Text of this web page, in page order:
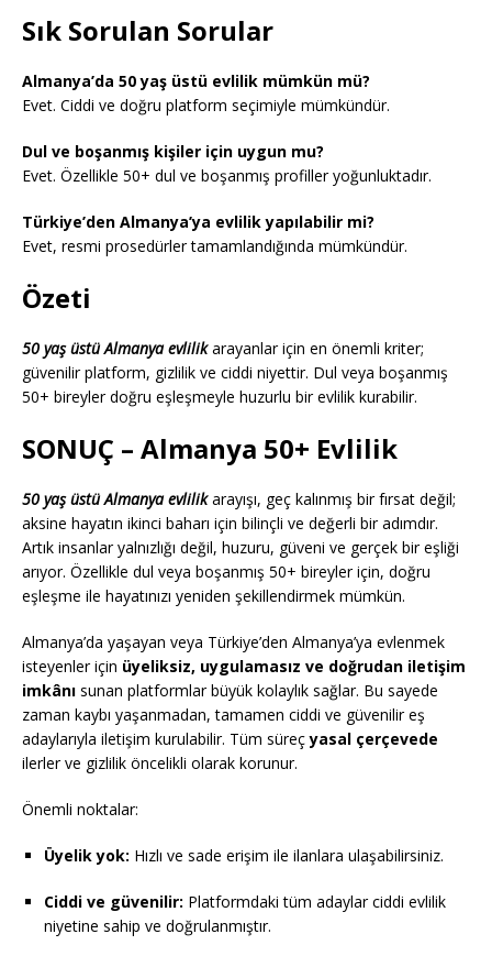
Sık Sorulan Sorular
Almanya’da 50 yaş üstü evlilik mümkün mü?
Evet. Ciddi ve doğru platform seçimiyle mümkündür.
Dul ve boşanmış kişiler için uygun mu?
Evet. Özellikle 50+ dul ve boşanmış profiller yoğunluktadır.
Türkiye’den Almanya’ya evlilik yapılabilir mi?
Evet, resmi prosedürler tamamlandığında mümkündür.
Özeti
50 yaş üstü Almanya evlilik arayanlar için en önemli kriter;
güvenilir platform, gizlilik ve ciddi niyettir. Dul veya boşanmış
50+ bireyler doğru eşleşmeyle huzurlu bir evlilik kurabilir.
SONUÇ – Almanya 50+ Evlilik
50 yaş üstü Almanya evlilikarayışı, geç kalınmış bir fırsat değil;
aksine hayatın ikinci baharı için bilinçli ve değerli bir adımdır.
Artık insanlar yalnızlığı değil, huzuru, güveni ve gerçek bir eşliği
arıyor. Özellikle dul veya boşanmış 50+ bireyler için, doğru
eşleşme ile hayatınızı yeniden şekillendirmek mümkün.
Almanya’da yaşayan veya Türkiye’den Almanya’ya evlenmek
isteyenler için üyeliksiz, uygulamasız ve doğrudan iletişim
imkânı sunan platformlar büyük kolaylık sağlar. Bu sayede
zaman kaybı yaşanmadan, tamamen ciddi ve güvenilir eş
adaylarıyla iletişim kurulabilir. Tüm süreçyasal çerçevede
ilerler ve gizlilik öncelikli olarak korunur.
Önemli noktalar:
Üyelik yok: Hızlı ve sade erişim ile ilanlara ulaşabilirsiniz.
Ciddi ve güvenilir: Platformdaki tüm adaylar ciddi evlilik
niyetine sahip ve doğrulanmıştır.